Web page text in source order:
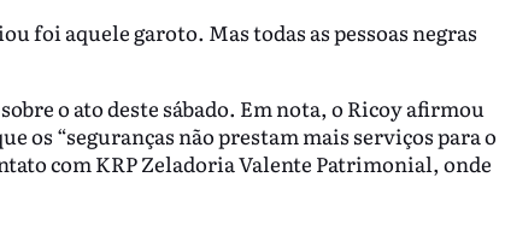
foi aquele garoto. Mas todas as pessoas negras
o ato deste sábado. Em nota, o Ricoy afirmou
os “seguranças não prestam mais serviços para o
com KRP Zeladoria Valente Patrimonial, onde